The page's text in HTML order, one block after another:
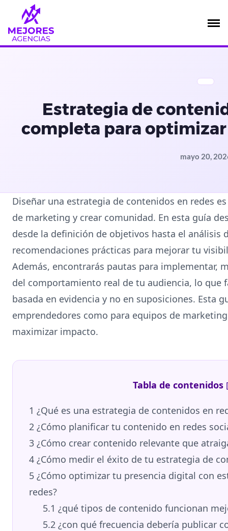
contenido
Estrategia de
completa para
mayo 20,
Diseñar una estrategia de contenidos en redes
de marketing y crear comunidad. En esta guía
desde la definición de objetivos hasta el análisis
recomendaciones prácticas para mejorar tu
Además, encontrarás pautas para implementar,
del comportamiento real de tu audiencia, lo que
basada en evidencia y no en suposiciones. Esta
emprendedores como para equipos de
maximizar impacto.
Tabla de contenidos [
1 ¿Qué es una estrategia de contenidos en
2 ¿Cómo planificar tu contenido en redes
3 ¿Cómo crear contenido relevante que
4 ¿Cómo medir el éxito de tu estrategia de
5 ¿Cómo optimizar tu presencia digital con
redes?
5.1 ¿qué tipos de contenido funcionan
5.2 ¿con qué frecuencia debería publicar